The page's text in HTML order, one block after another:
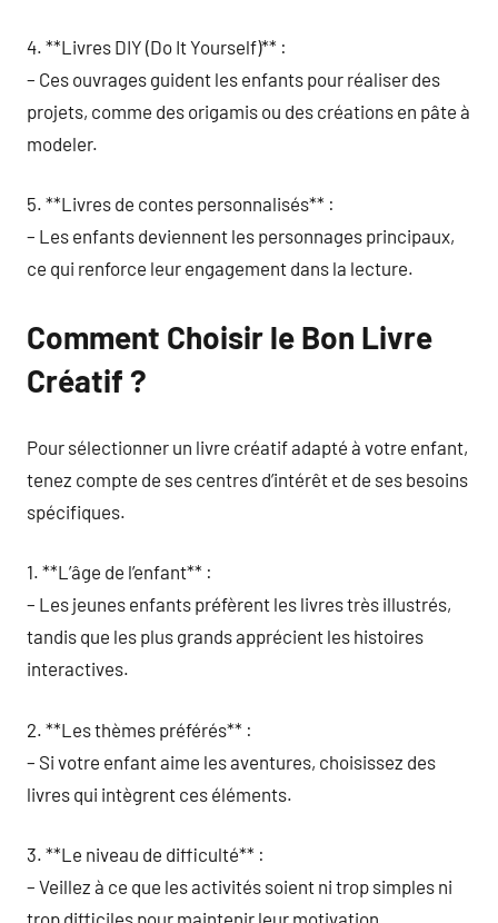
4. **Livres DIY (Do It Yourself)** :
– Ces ouvrages guident les enfants pour réaliser des
projets, comme des origamis ou des créations en pâte à
modeler.
5. **Livres de contes personnalisés** :
– Les enfants deviennent les personnages principaux,
ce qui renforce leur engagement dans la lecture.
Comment Choisir le Bon Livre
Créatif ?
Pour sélectionner un livre créatif adapté à votre enfant,
tenez compte de ses centres d’intérêt et de ses besoins
spécifiques.
1. **L’âge de l’enfant** :
– Les jeunes enfants préfèrent les livres très illustrés,
tandis que les plus grands apprécient les histoires
interactives.
2. **Les thèmes préférés** :
– Si votre enfant aime les aventures, choisissez des
livres qui intègrent ces éléments.
3. **Le niveau de difficulté** :
– Veillez à ce que les activités soient ni trop simples ni
trop difficiles pour maintenir leur motivation.